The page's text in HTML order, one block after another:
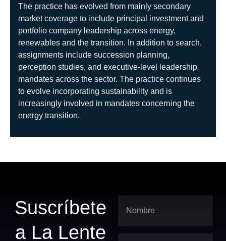
The practice has evolved from mainly secondary
market coverage to include principal investment and
portfolio company leadership across energy,
renewables and the transition. In addition to search,
assignments include succession planning,
perception studies, and executive-level leadership
mandates across the sector. The practice continues
to evolve incorporating sustainability and is
increasingly involved in mandates concerning the
energy transition.
Suscríbete
a La Lente